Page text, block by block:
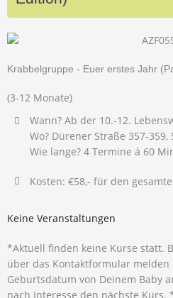
f
Krabbelgruppe - Euer erstes Jahr
(3-12 Monate)
Wann? Ab der 10.-12.
Wo? Dürener Straße 357-359,
Wie lange? 4 Termine á 60
Kosten: €58,- für den
Keine Veranstaltungen
*Aktuell finden keine Kurse statt.
über das Kontaktformular
Geburtsdatum von Deinem Baby
nach Interesse den nächste Kurs.